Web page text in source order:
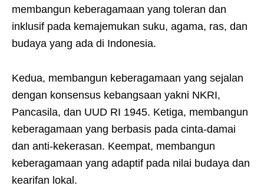
membangun keberagamaan yang toleran dan
inklusif pada kemajemukan suku, agama, ras, dan
budaya yang ada di Indonesia.
Kedua, membangun keberagamaan yang sejalan
dengan konsensus kebangsaan yakni NKRI,
Pancasila, dan UUD RI 1945. Ketiga, membangun
keberagamaan yang berbasis pada cinta-damai
dan anti-kekerasan. Keempat, membangun
keberagamaan yang adaptif pada nilai budaya dan
kearifan lokal.